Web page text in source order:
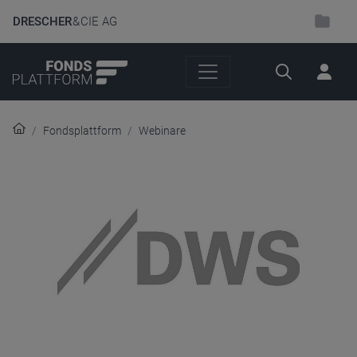
DRESCHER& CIE AG
Suche
Fondsplattform Webinare